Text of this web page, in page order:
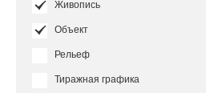
Живопись
Объект
Рельеф
Тиражная графика